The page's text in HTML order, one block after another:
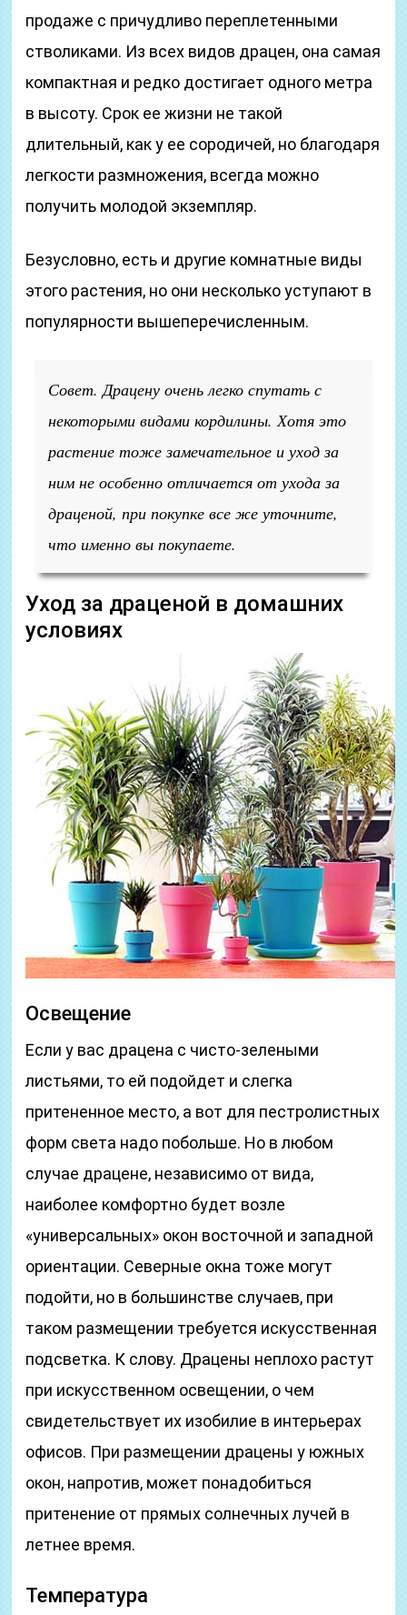
продаже с причудливо переплетенными
стволиками. Из всех видов драцен, она самая
компактная и редко достигает одного метра
в высоту. Срок ее жизни не такой
длительный, как у ее сородичей, но благодаря
легкости размножения, всегда можно
получить молодой экземпляр.
Безусловно, есть и другие комнатные виды
этого растения, но они несколько уступают в
популярности вышеперечисленным.
Совет. Драцену очень легко спутать с
некоторыми видами кордилины. Хотя это
растение тоже замечательное и уход за
ним не особенно отличается от ухода за
драценой, при покупке все же уточните,
что именно вы покупаете.
Уход за драценой в домашних
условиях
Освещение
Если у вас драцена с чисто-зелеными
листьями, то ей подойдет и слегка
притененное место, а вот для пестролистных
форм света надо побольше. Но в любом
случае драцене, независимо от вида,
наиболее комфортно будет возле
«универсальных» окон восточной и западной
ориентации. Северные окна тоже могут
подойти, но в большинстве случаев, при
таком размещении требуется искусственная
подсветка. К слову. Драцены неплохо растут
при искусственном освещении, о чем
свидетельствует их изобилие в интерьерах
офисов. При размещении драцены у южных
окон, напротив, может понадобиться
притенение от прямых солнечных лучей в
летнее время.
Температура